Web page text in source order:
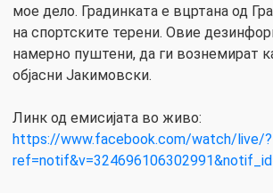
мое дело. Градинката е вцртана од
на спортските терени. Овие
намерно пуштени, да ги вознемират
објасни Јакимовски.
Линк од емисијата во живо:
https://www.facebook.com/watch/live/?